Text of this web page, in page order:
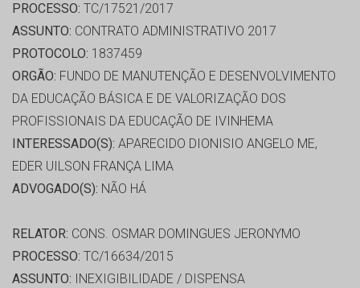
PROCESSO: TC/17521/2017
ASSUNTO: CONTRATO ADMINISTRATIVO 2017
PROTOCOLO: 1837459
ORGÃO: FUNDO DE MANUTENÇÃO E DESENVOLVIMENTO
DA EDUCAÇÃO BÁSICA E DE VALORIZAÇÃO DOS
PROFISSIONAIS DA EDUCAÇÃO DE IVINHEMA
INTERESSADO(S): APARECIDO DIONISIO ANGELO ME,
EDER UILSON FRANÇA LIMA
ADVOGADO(S): NÃO HÁ
RELATOR: CONS. OSMAR DOMINGUES JERONYMO
PROCESSO: TC/16634/2015
ASSUNTO: INEXIGIBILIDADE / DISPENSA